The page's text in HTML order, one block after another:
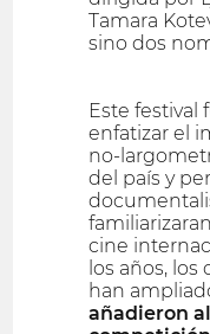
Tamara
sino dos
Este festival
enfatizar el
no-
del país y
cine
los años, los
han
añadieron